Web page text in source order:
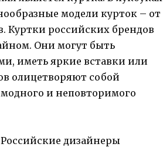
модели курток – от
Куртки российских брендов
Они могут быть
иметь яркие вставки или
олицетворяют собой
модного и неповторимого
дизайнеры